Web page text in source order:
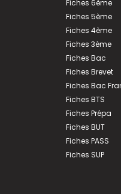
Fiches 6ème
Fiches 5ème
Fiches 4ème
Fiches 3ème
Fiches Bac
Fiches Brevet
Fiches Bac
Fiches BTS
Fiches Prépa
Fiches BUT
Fiches PASS
Fiches SUP